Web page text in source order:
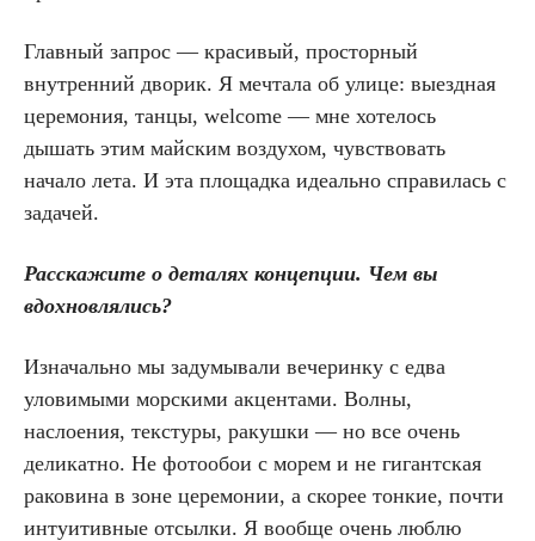
Главный запрос — красивый, просторный
внутренний дворик. Я мечтала об улице: выездная
церемония, танцы, welcome — мне хотелось
дышать этим майским воздухом, чувствовать
начало лета. И эта площадка идеально справилась с
задачей.
Расскажите о деталях концепции. Чем вы
вдохновлялись?
Изначально мы задумывали вечеринку с едва
уловимыми морскими акцентами. Волны,
наслоения, текстуры, ракушки — но все очень
деликатно. Не фотообои с морем и не гигантская
раковина в зоне церемонии, а скорее тонкие, почти
интуитивные отсылки. Я вообще очень люблю